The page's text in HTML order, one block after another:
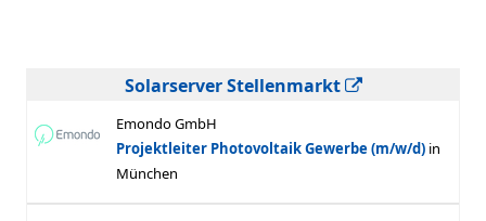
Solarserver Stellenmarkt